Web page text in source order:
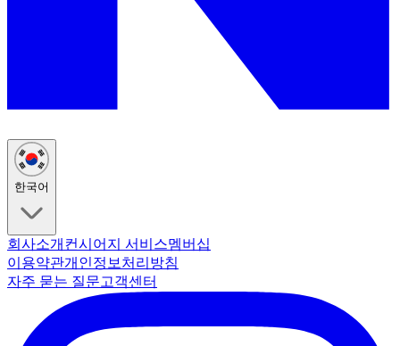
한국어
회사소개 컨시어지 서비스멤버십
이용약관개인정보처리방침
자주 묻는 질문고객센터